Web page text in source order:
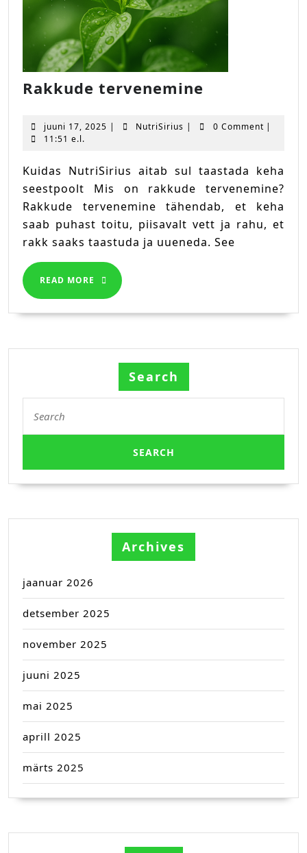
Rakkude tervenemine
juuni 17, 2025 juuni
| NutriSirius NutriSirius
| 0 Comment |
11:51 e.l.
Kuidas NutriSirius aitab sul taastada keha
seestpoolt Mis on rakkude tervenemine?
Rakkude tervenemine tähendab, et keha
saab puhast toitu, piisavalt vett ja rahu, et
rakk saaks taastuda ja uueneda. See
READ MORE
READ
MORE
Search
for:
Archives
jaanuar 2026
detsember 2025
november 2025
juuni 2025
mai 2025
aprill 2025
märts 2025